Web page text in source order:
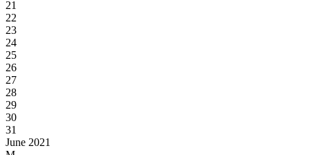
21
22
23
24
25
26
27
28
29
30
31
June 2021